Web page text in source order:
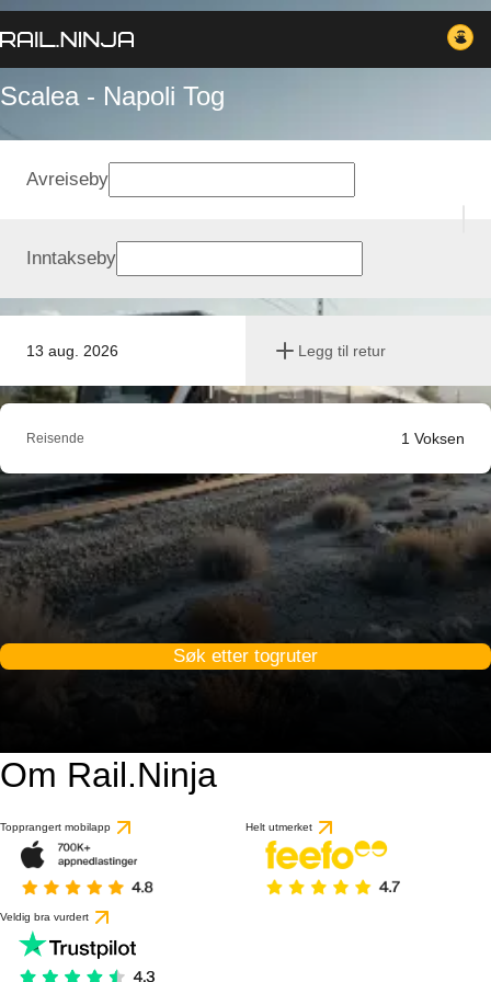
Scalea - Napoli Tog
13 aug. 2026 Legg til retur
Avreiseby
Inntakseby
Reisende 1 Voksen
Søk etter togruter
Om Rail.Ninja
Topprangert mobilapp Helt utmerket
Veldig bra vurdert